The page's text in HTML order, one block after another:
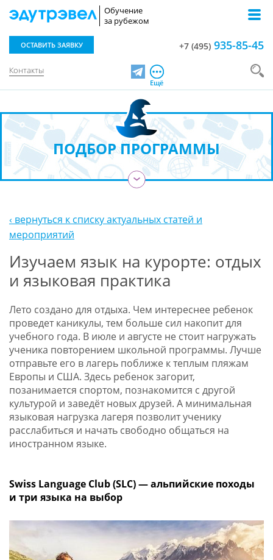
Обучение
за рубежом
Контакты
ОСТАВИТЬ ЗАЯВКУ +7 (495) 935-85-45
TelegramЕщё
ПОДБОР ПРОГРАММЫ
›
‹ вернуться к списку актуальных статей и
мероприятий
Изучаем язык на курорте: отдых
и языковая практика
Лето создано для отдыха. Чем интереснее ребенок
проведет каникулы, тем больше сил накопит для
учебного года. В июле и августе не стоит нагружать
ученика повторением школьной программы. Лучше
отправьте его в лагерь поближе к теплым пляжам
Европы и США. Здесь ребенок загорит,
позанимается спортом, познакомится с другой
культурой и заведёт новых друзей. А минимальная
языковая нагрузка лагеря позволит ученику
расслабиться и начать свободно общаться на
иностранном языке.
Swiss Language Club (SLC) — альпийские походы
и три языка на выбор